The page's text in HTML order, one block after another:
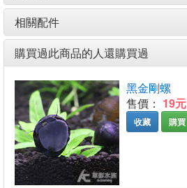
相關配件
購買過此商品的人還購買過
黑金剛螺
售價： 19元
收藏 購買